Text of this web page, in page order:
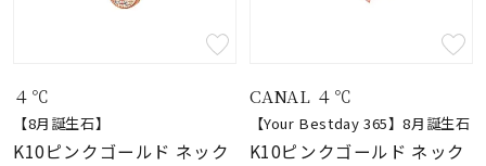
４℃
【8月誕生石】
K10ピンクゴールド ネック
CANAL ４℃
【Your Bestday 365】8月誕生石
K10ピンクゴールド ネック